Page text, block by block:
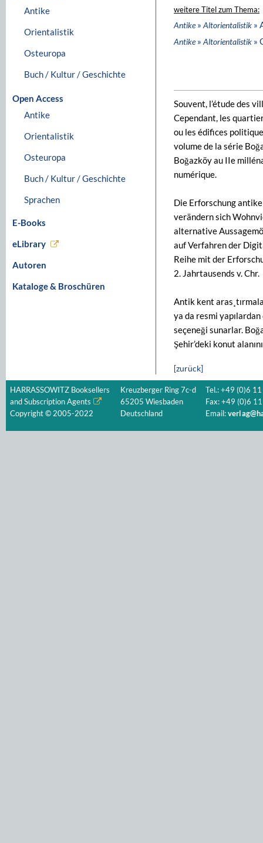
Antike
Orientalistik
Osteuropa
Buch / Kultur / Geschichte
Open Access
Antike
Orientalistik
Osteuropa
Buch / Kultur / Geschichte
Sprachen
E-Books
eLibrary
Autoren
Kataloge & Broschüren
weitere Titel zum Thema:
Antike» Altorientalistik »
Antike» Altorientalistik »
Souvent, l’étude des
Cependant, les
ou les édifices
volume de la série
Boğazköy au IIe
numérique.
Die Erforschung
verändern sich
alternative
auf Verfahren der
Reihe mit der
2. Jahrtausends v. Chr.
Antik kent
ya da resmi
seçeneği sunarlar.
Şehir’deki konut
[zurück]
HARRASSOWITZ Booksellers
and Subscription Agents
Copyright © 2005-2022
Kreuzberger Ring 7c-d
65205 Wiesbaden
Deutschland
Tel.: +49 (0)6
Fax: +49 (0)6
Email: